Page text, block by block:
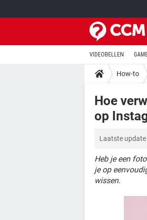
VIDEOBELLEN
How-to
Hoe
op
Laatste update
Heb je een
je op
wissen.